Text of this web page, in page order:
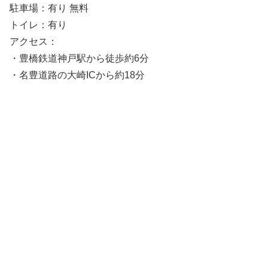
駐車場：有り 無料
トイレ：有り
アクセス：
・ 豊橋鉄道神戸駅から徒歩約6分
・名豊道路の大崎ICから約18分